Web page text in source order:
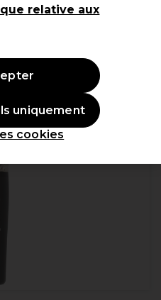
relative aux
cookies
uniquement